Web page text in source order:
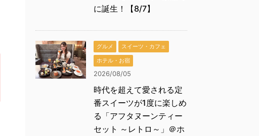
に誕生！【8/7】
グルメ
スイーツ・カフェ
ホテル・お宿
2026/08/05
時代を超えて愛される定
番スイーツが1度に楽しめ
る「アフタヌーンティー
セット ～レトロ～」＠ホ